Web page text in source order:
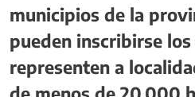
municipios de la
pueden inscribirse
representen a